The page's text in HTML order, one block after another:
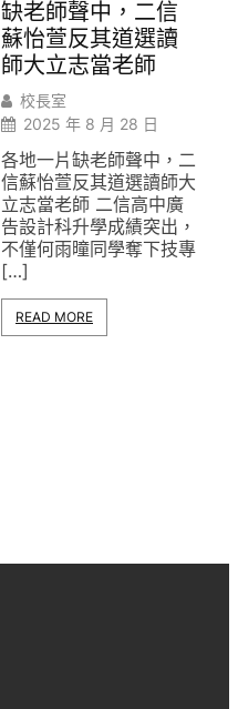
缺老師聲中，二信
蘇怡萱反其道選讀
師大立志當老師
校長室
2025 年 8 月 28 日
各地一片缺老師聲中，二
信蘇怡萱反其道選讀師大
立志當老師 二信高中廣
告設計科升學成績突出，
不僅何雨曈同學奪下技專
[…]
READ MORE